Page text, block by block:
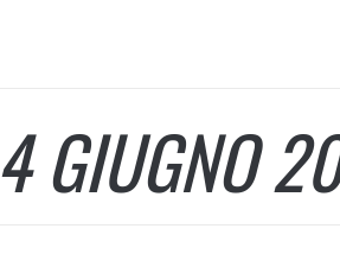
4 GIUGNO